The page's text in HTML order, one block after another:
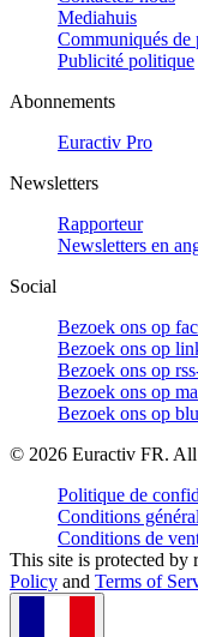
Mediahuis
Communiqués de
Publicité politique
Abonnements
Euractiv Pro
Newsletters
Rapporteur
Newsletters en
Social
Bezoek ons op
Bezoek ons op
Bezoek ons op
Bezoek ons op
Bezoek ons op
© 2026 Euractiv FR. All
Politique de
Conditions
Conditions de
This site is protected
Policy and Terms of